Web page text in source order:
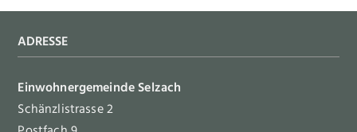
Footer
ADRESSE
Einwohnergemeinde Selzach
Schänzlistrasse 2